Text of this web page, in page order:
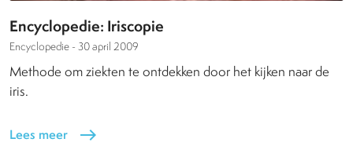
Encyclopedie: Iriscopie
Encyclopedie - 30 april 2009
Methode om ziekten te ontdekken door het kijken naar de
iris.
Lees meer east